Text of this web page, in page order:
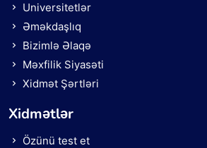
Universitetlər
Əməkdaşlıq
Bizimlə Əlaqə
Məxfilik Siyasəti
Xidmət Şərtləri
Xidmətlər
Özünü test et